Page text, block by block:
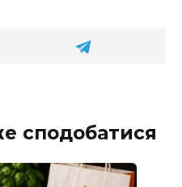
сподобатися